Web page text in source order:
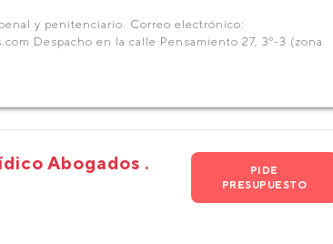
y penitenciario. Correo electrónico:
Despacho en la calle Pensamiento 27, 3º-3 (zona
Abogados .
PIDE
PRESUPUESTO